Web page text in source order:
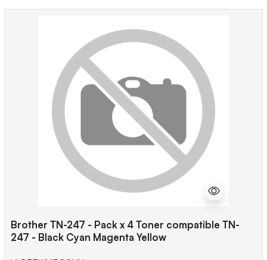
Brother TN-247 - Pack x 4 Toner compatible TN-
247 - Black Cyan Magenta Yellow